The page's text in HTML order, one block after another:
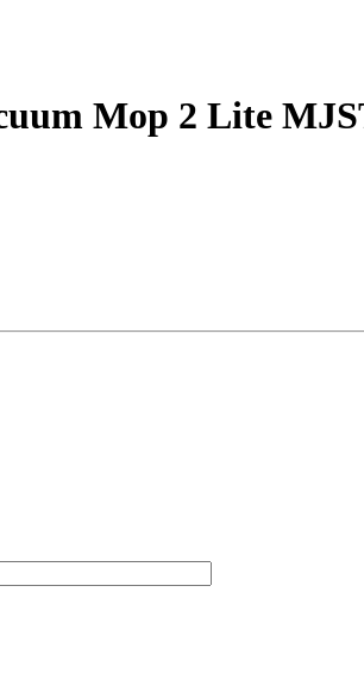
Mop 2 Lite